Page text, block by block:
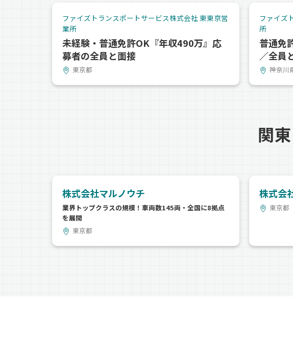
ファイズトランスポートサービス株式会社 東東京営
業所
未経験・普通免許OK『年収490万』応
募者の全員と面接
東京都
ファイズ
所
普通免
／全員
神奈川
関
株式会社マルノウチ
業界トップクラスの規模！車両数145両・全国に8拠点
を展開
東京都
株式会
東京都